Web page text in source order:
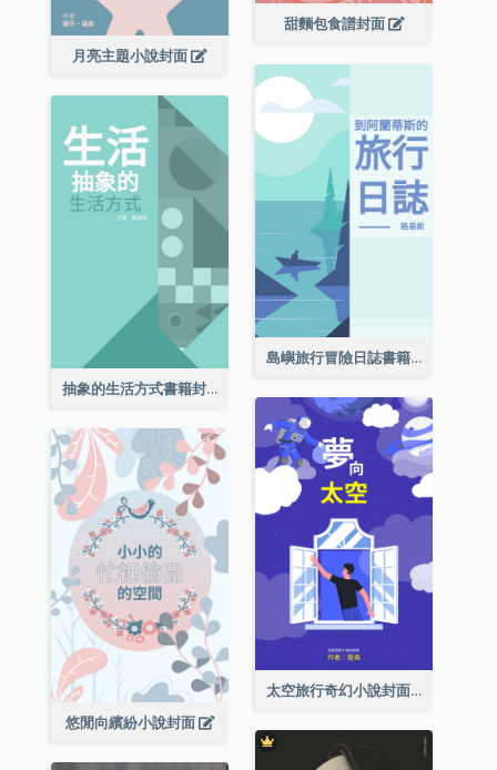
甜麵包食譜封面
月亮主題小說封面
島嶼旅行冒險日誌書籍封面
抽象的生活方式書籍封面
太空旅行奇幻小說封面
悠閒向繽紛小說封面